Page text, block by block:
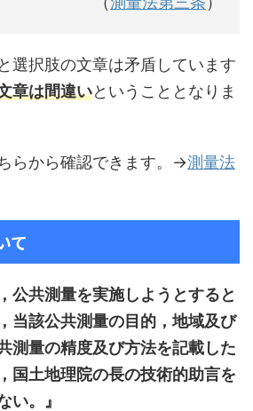
選択肢の文章は矛盾しています
章は間違いということとなりま
らから確認できます。→測量法
て
公共測量を実施しようとすると
当該公共測量の目的，地域及び
測量の精度及び方法を記載した
国土地理院の長の技術的助言を
い。』